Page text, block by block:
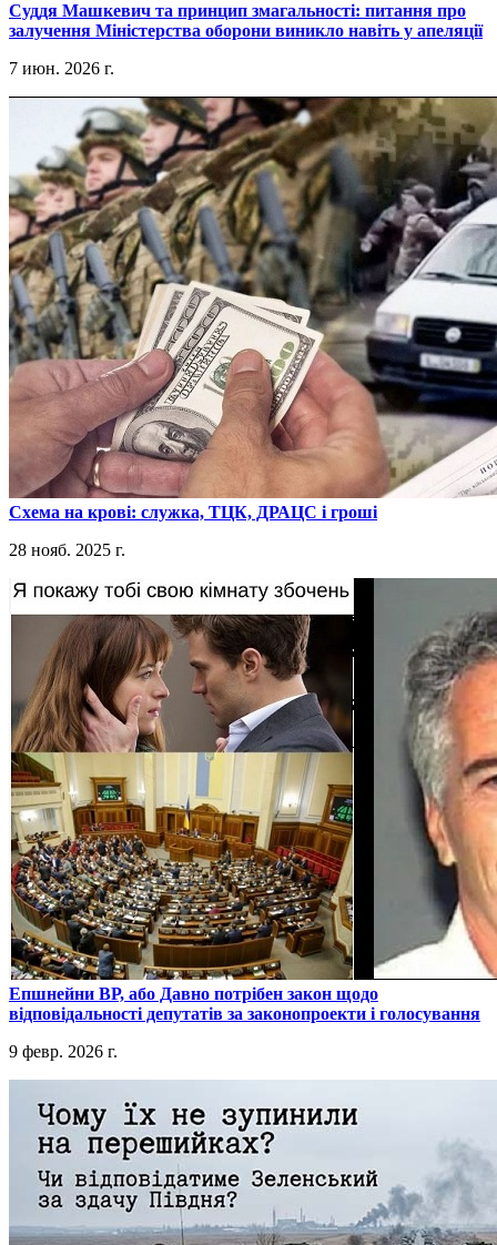
​Суддя Машкевич та принцип змагальності: питання про
залучення Міністерства оборони виникло навіть у апеляції
7 июн. 2026 г.
​Схема на крові: служка, ТЦК, ДРАЦС і гроші
28 нояб. 2025 г.
​Епшнейни ВР, або Давно потрібен закон щодо
відповідальності депутатів за законопроекти і голосування
9 февр. 2026 г.